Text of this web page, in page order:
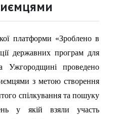
платформи «Зроблено в
державних програм для
Ужгородщині проведено
з метою створення
спілкування та пошуку
у якій взяли участь